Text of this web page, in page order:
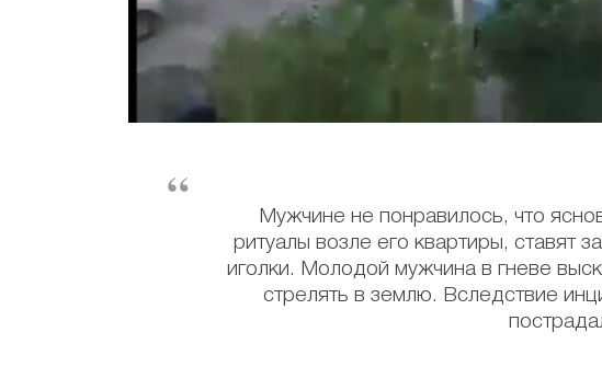
Мужчине не понравилось, что
ритуалы возле его квартиры, ставят
иголки. Молодой мужчина в гневе
стрелять в землю. Вследствие